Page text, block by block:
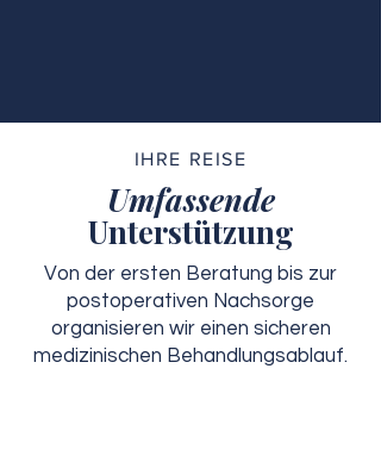
IHRE REISE
Umfassende
Unterstützung
Von der ersten Beratung bis zur
postoperativen Nachsorge
organisieren wir einen sicheren
medizinischen Behandlungsablauf.